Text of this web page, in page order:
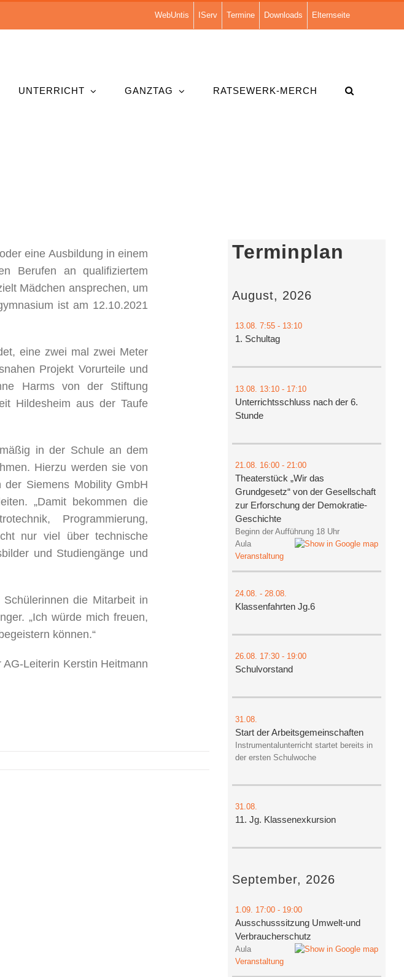
WebUntis IServ Termine Downloads Elternseite
UNTERRICHT GANZTAG RATSEWERK-MERCH
eine Ausbildung in einem
Berufen an qualifiziertem
Mädchen ansprechen, um
ist am 12.10.2021
eine zwei mal zwei Meter
Projekt Vorurteile und
Harms von der Stiftung
Hildesheim aus der Taufe
in der Schule an dem
Hierzu werden sie von
der Siemens Mobility GmbH
„Damit bekommen die
Programmierung,
nur viel über technische
und Studiengänge und
die Mitarbeit in
„Ich würde mich freuen,
können.“
Leiterin Kerstin Heitmann
Terminplan
August, 2026
13.08. 7:55- 13:10
1. Schultag
13.08. 13:10- 17:10
Unterrichtsschluss nach der 6.
Stunde
21.08. 16:00- 21:00
Theaterstück „Wir das
Grundgesetz“ von der Gesellschaft
zur Erforschung der Demokratie-
Geschichte
Beginn der Aufführung 18 Uhr
Aula
Veranstaltung
24.08. - 28.08.
Klassenfahrten Jg.6
26.08. 17:30- 19:00
Schulvorstand
31.08.
Start der Arbeitsgemeinschaften
Instrumentalunterricht startet bereits in
der ersten Schulwoche
31.08.
11. Jg. Klassenexkursion
September, 2026
1.09. 17:00- 19:00
Ausschusssitzung Umwelt-und
Verbraucherschutz
Aula
Veranstaltung